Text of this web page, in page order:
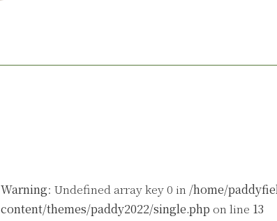
Warning: Undefined array key 0 in /home/
content/themes/paddy2022/single.php on line 13